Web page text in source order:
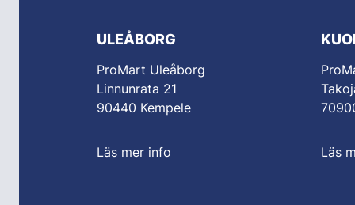
ULEÅBORG
ProMart Uleåborg
Linnunrata 21
90440 Kempele
Läs mer info Läs